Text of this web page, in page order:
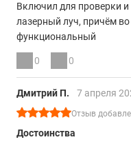
Включил для проверки
лазерный луч, причём
функциональный
0 0
Дмитрий П. 7 апреля
Отзыв
Достоинства